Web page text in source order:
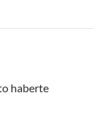
haberte